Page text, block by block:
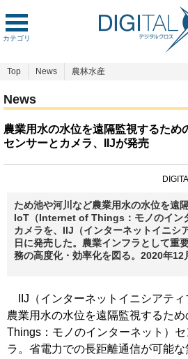
カテゴリ
Top News 農林水産
News
農業用水の水位を遠隔監視するた
センサーとカメラ、IIJが発売
ため池や河川など農業用水の水位を遠
IoT（Internet of Things：モノのイン
カメラを、IIJ（インターネットイニシ
日に発売した。農業インフラとして重
務の高度化・効率化を図る。2020年12
IIJ（インターネットイニシアティ
農業用水の水位を遠隔監視するた
Things：モノのインターネット）
ラ。省電力での長距離通信が可能